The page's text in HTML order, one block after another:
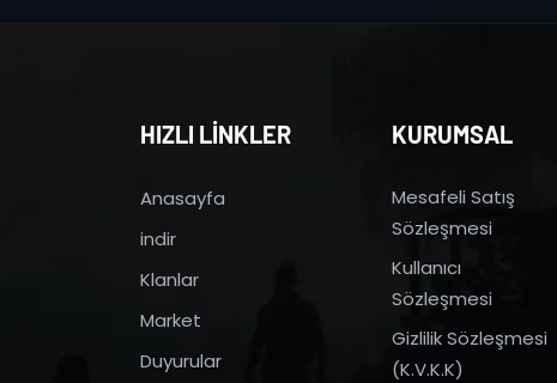
HIZLI LİNKLER
Anasayfa
indir
Klanlar
Market
Duyurular
KURUMSAL
Mesafeli Satış
Sözleşmesi
Kullanıcı
Sözleşmesi
Gizlilik Sözleşmesi
(K.V.K.K)